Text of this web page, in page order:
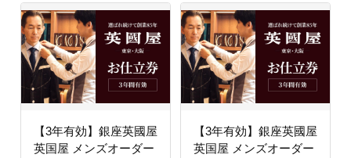
【3年有効】銀座英國屋
英国屋 メンズオーダー
【3年有効】銀座英國屋
英国屋 メンズオーダー